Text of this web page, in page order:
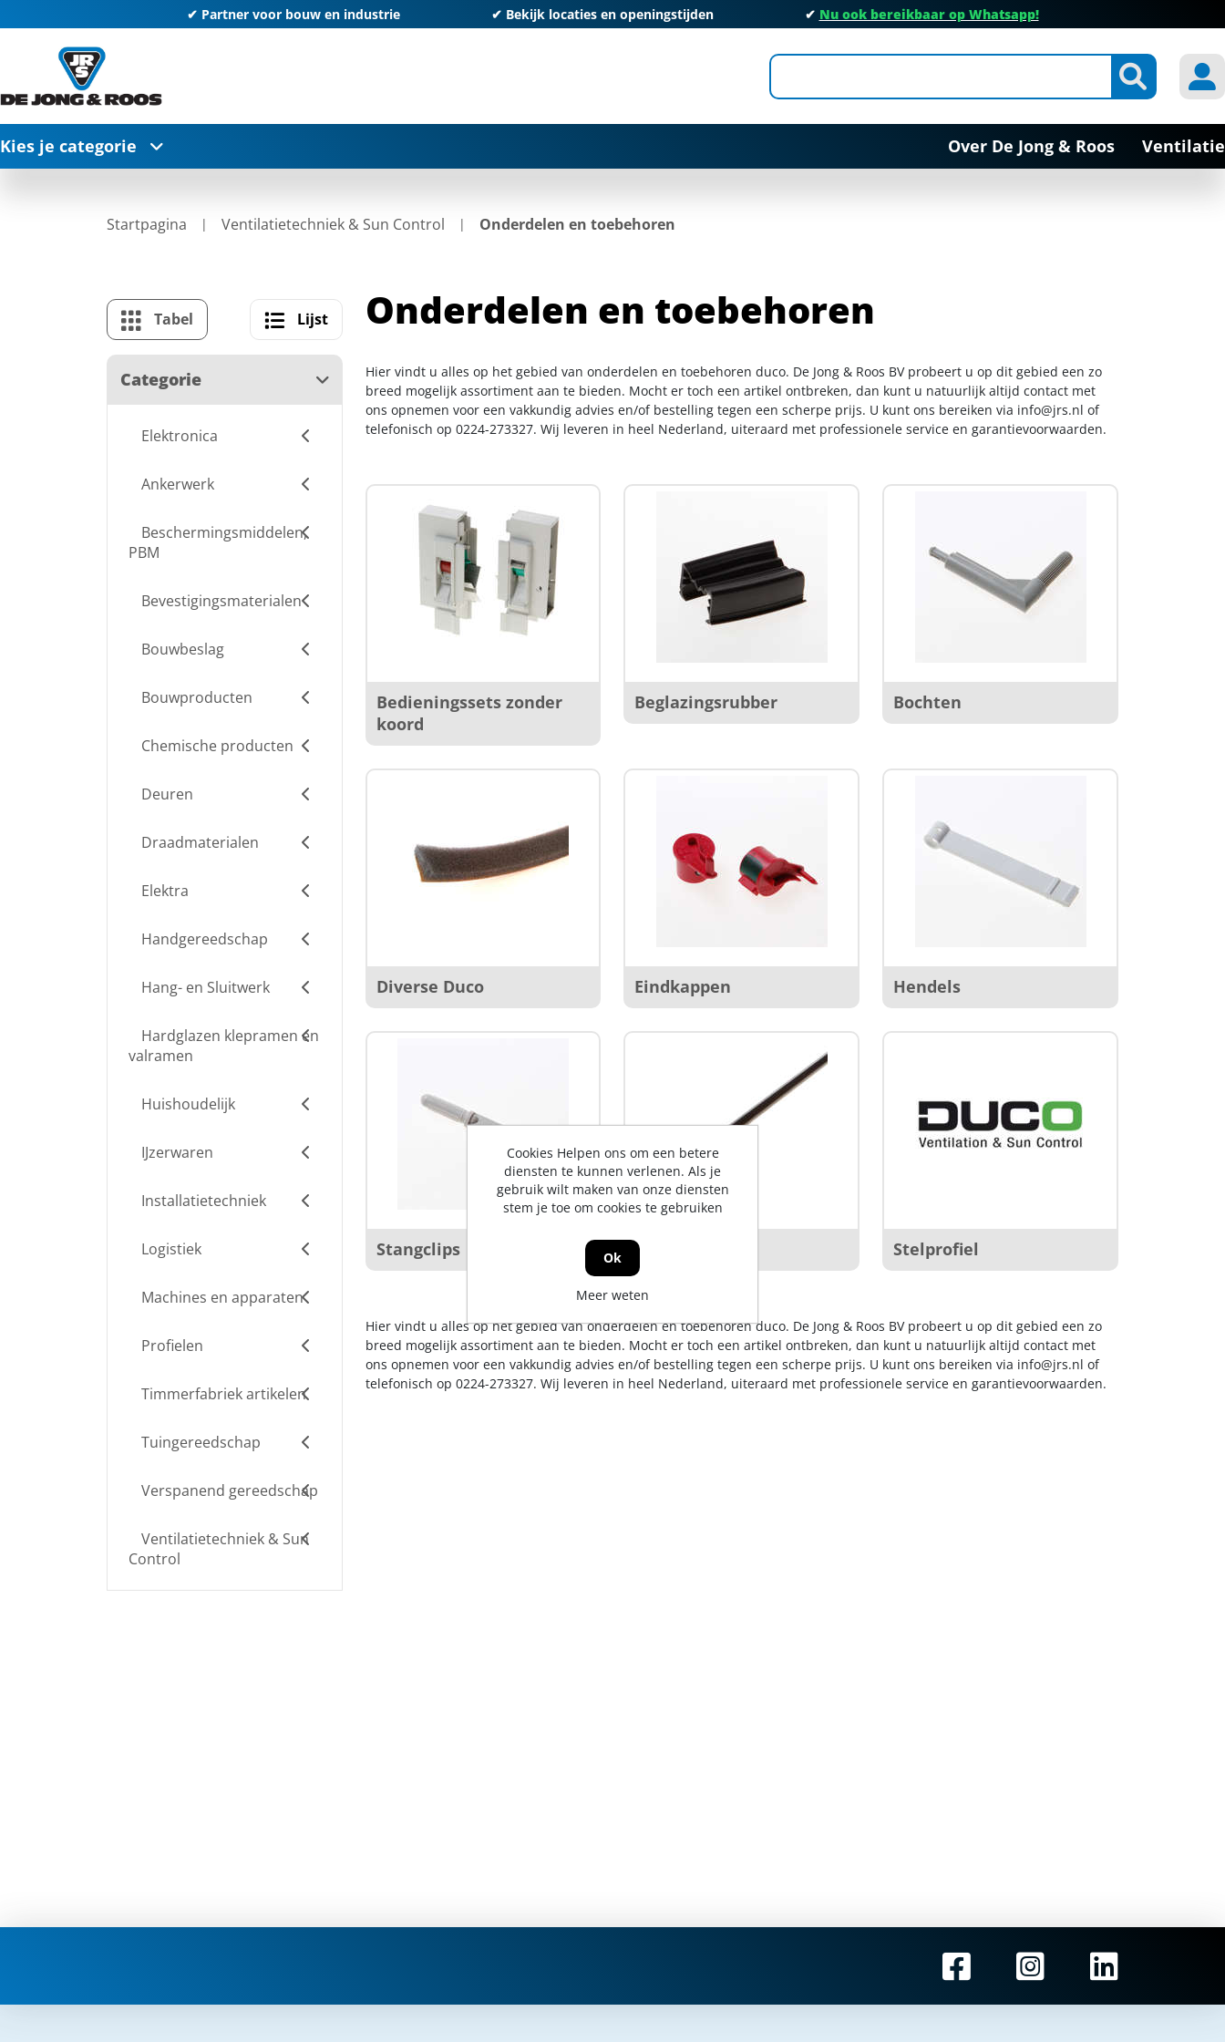
✔ Partner voor bouw en industrie ✔ Bekijk locaties en openingstijden ✔ Nu ook bereikbaar op Whatsapp!
Kies je categorie Over De Jong & Roos Ventilatie
Startpagina Ventilatietechniek & Sun Control Onderdelen en toebehoren
Tabel Lijst
Categorie
Elektronica
Ankerwerk
Beschermingsmiddelen,
PBM
Bevestigingsmaterialen
Bouwbeslag
Bouwproducten
Chemische producten
Deuren
Draadmaterialen
Elektra
Handgereedschap
Hang- en Sluitwerk
Hardglazen klepramen en
valramen
Huishoudelijk
IJzerwaren
Installatietechniek
Logistiek
Machines en apparaten
Profielen
Timmerfabriek artikelen
Tuingereedschap
Verspanend gereedschap
Ventilatietechniek & Sun
Control
Onderdelen en toebehoren
Hier vindt u alles op het gebied van onderdelen en toebehoren duco. De Jong & Roos BV probeert u op dit gebied een zo
breed mogelijk assortiment aan te bieden. Mocht er toch een artikel ontbreken, dan kunt u natuurlijk altijd contact met
ons opnemen voor een vakkundig advies en/of bestelling tegen een scherpe prijs. U kunt ons bereiken via info@jrs.nl of
telefonisch op 0224-273327. Wij leveren in heel Nederland, uiteraard met professionele service en garantievoorwaarden.
Bedieningssets zonder
koord
Beglazingsrubber Bochten
Diverse Duco Eindkappen Hendels
Stangclips Stangen Stelprofiel
Hier vindt u alles op het gebied van onderdelen en toebehoren duco. De Jong & Roos BV probeert u op dit gebied een zo
breed mogelijk assortiment aan te bieden. Mocht er toch een artikel ontbreken, dan kunt u natuurlijk altijd contact met
ons opnemen voor een vakkundig advies en/of bestelling tegen een scherpe prijs. U kunt ons bereiken via info@jrs.nl of
telefonisch op 0224-273327. Wij leveren in heel Nederland, uiteraard met professionele service en garantievoorwaarden.
Cookies Helpen ons om een betere
diensten te kunnen verlenen. Als je
gebruik wilt maken van onze diensten
stem je toe om cookies te gebruiken
Ok
Meer weten